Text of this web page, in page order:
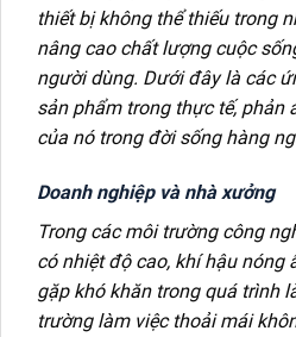
thiết bị không thể thiếu trong
nâng cao chất lượng cuộc
người dùng. Dưới đây là các
sản phẩm trong thực tế, phản
của nó trong đời sống hàng
Doanh nghiệp và nhà xưởng
Trong các môi trường công
có nhiệt độ cao, khí hậu nóng
gặp khó khăn trong quá trình
trường làm việc thoải mái